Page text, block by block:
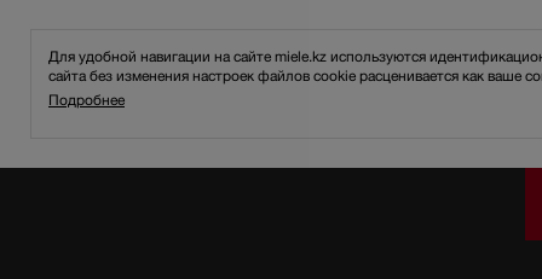
Для удобной навигации на сайте miele.kz используются
сайта без изменения настроек файлов cookie расценивается как ваше
Подробнее